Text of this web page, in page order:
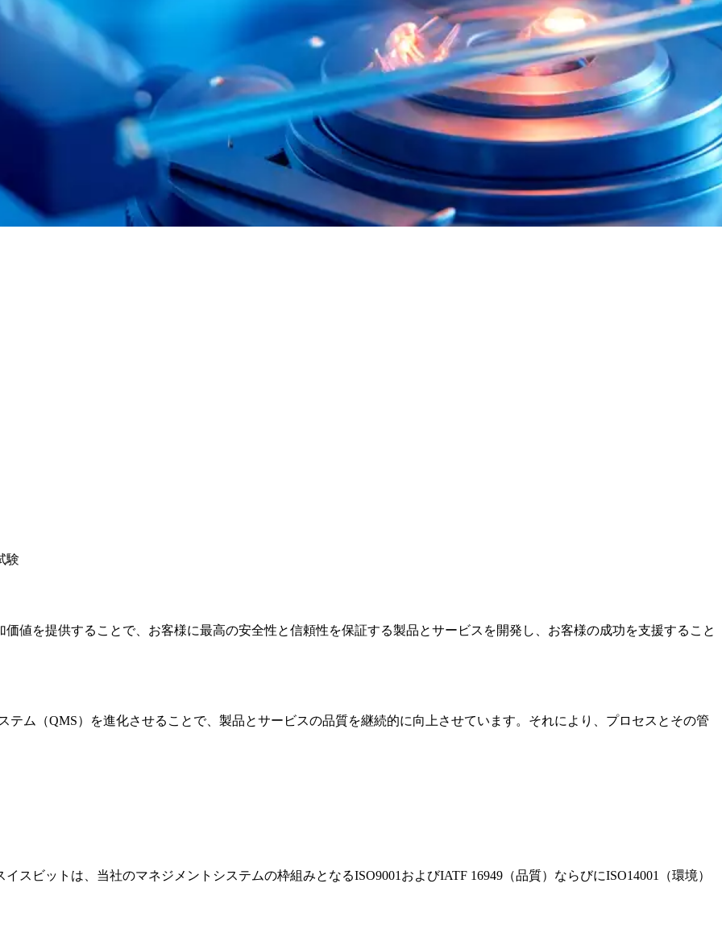
験
値を提供することで、お客様に最高の安全性と信頼性を保証する製品とサービスを開発し、お客様の成功を支援すること
テム（QMS）を進化させることで、製品とサービスの品質を継続的に向上させています。それにより、プロセスとその管
スビットは、当社のマネジメントシステムの枠組みとなるISO9001およびIATF 16949（品質）ならびにISO14001（環境）